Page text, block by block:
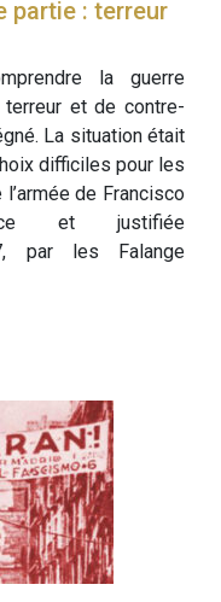
partie : terreur
la guerre
et de contre-
La situation était
difficiles pour les
de Francisco
et justifiée
par les Falange